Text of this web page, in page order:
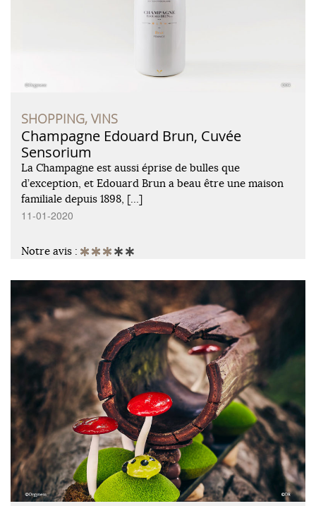
SHOPPING, VINS
Champagne Edouard Brun, Cuvée
Sensorium
La Champagne est aussi éprise de bulles que
d’exception, et Edouard Brun a beau être une maison
familiale depuis 1898, […]
11-01-2020
Notre avis :